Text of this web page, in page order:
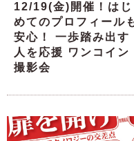
12/19(金)開催！はじ
めてのプロフィール
安心！ 一歩踏み出す
人を応援 ワンコイン
撮影会